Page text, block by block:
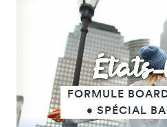
FORMULE
• SPÉCIAL